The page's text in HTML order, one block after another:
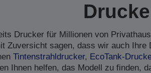
Drucker für Millionen von
Zuversicht sagen, dass wir auch Ihre
Tintenstrahldrucker, EcoTank-
Ihnen helfen, das Modell zu finden,